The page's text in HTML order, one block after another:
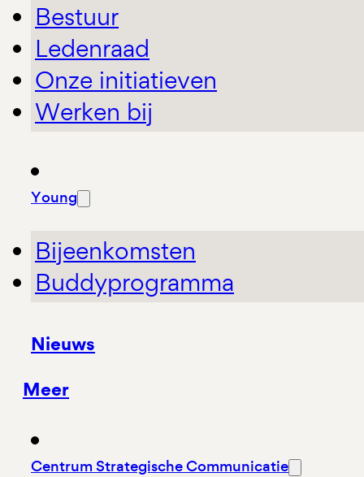
Bestuur
Ledenraad
Onze initiatieven
Werken bij
Young
Bijeenkomsten
Buddyprogramma
Nieuws
Meer
Centrum Strategische Communicatie